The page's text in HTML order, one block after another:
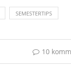
SEMESTERTIPS
10